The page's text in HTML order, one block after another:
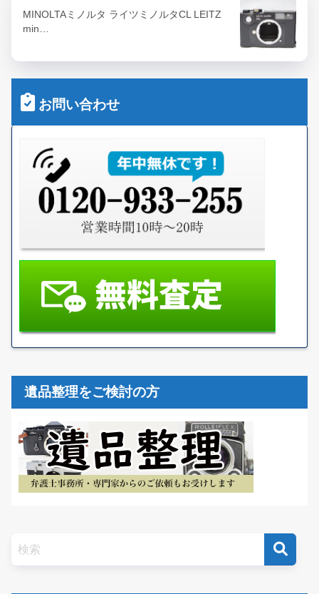
MINOLTAミノルタ ライツミノルタCL LEITZ
min…
お問い合わせ
遺品整理をご検討の方